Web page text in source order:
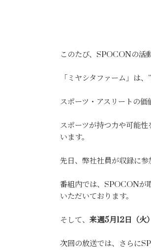
このたび、SPOCONの活
「ミヤシタファーム」は
スポーツ・アスリートの
スポーツが持つ力や可能
います。
先日、弊社社員が収録に
番組内では、SPOCONが
いただいております。
そして、 来週5月12日（火）
次回の放送では、さらに